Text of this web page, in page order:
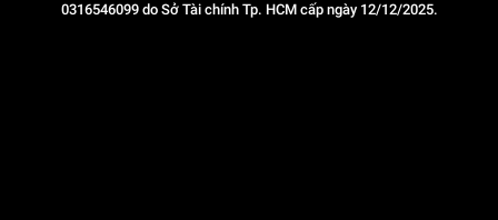
0316546099 do Sở Tài chính Tp. HCM cấp ngày 12/12/2025.